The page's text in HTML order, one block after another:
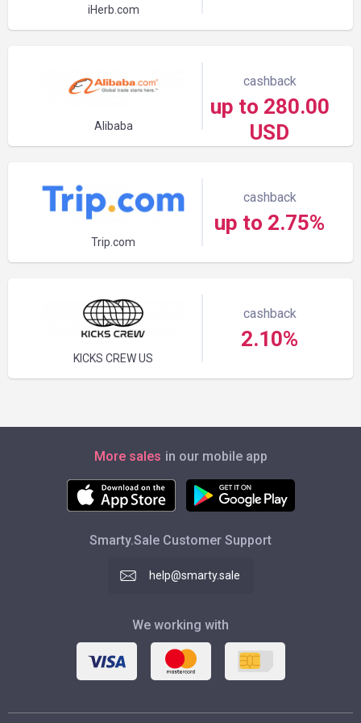
iHerb.com
Alibaba
cashback
up to 280.00
USD
Trip.com
cashback
up to 2.75%
KICKS CREW US
cashback
2.10%
More sales in our mobile app
Smarty.Sale Customer Support
help@smarty.sale
We working with